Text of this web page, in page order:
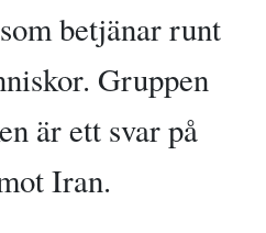
betjänar runt
Gruppen
är ett svar på
Iran.